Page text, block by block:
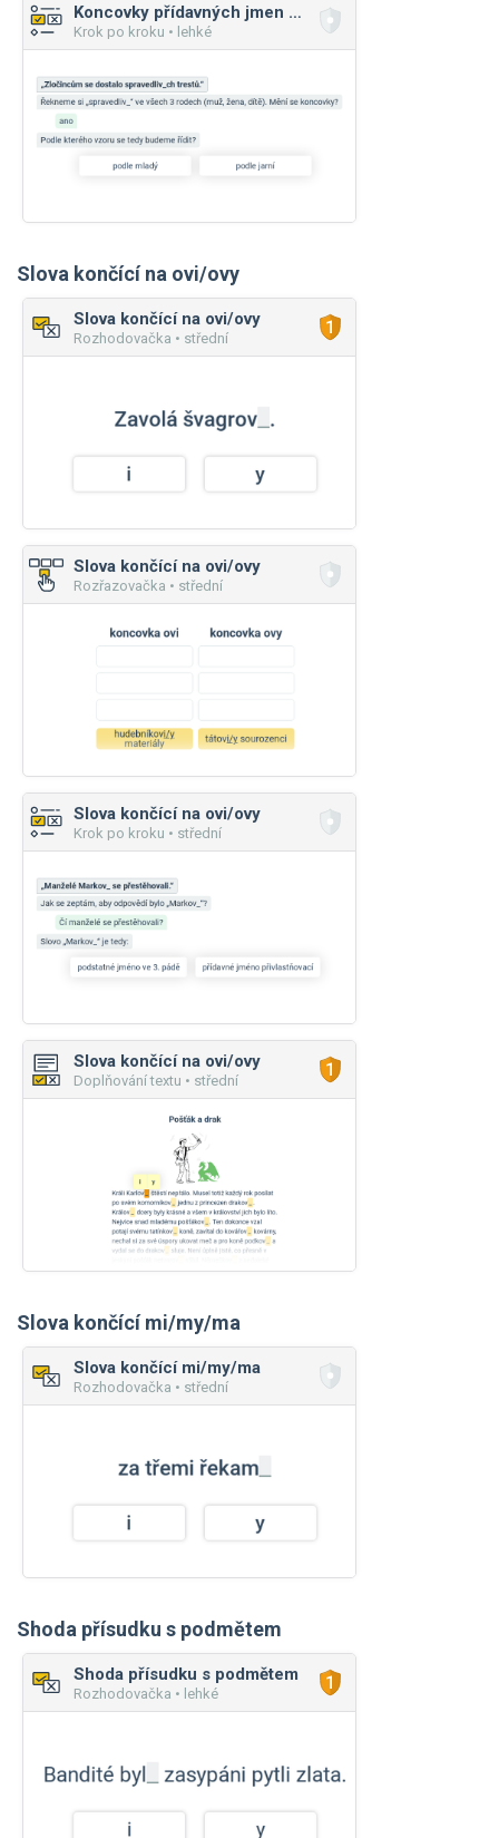
Koncovky přídavných jmen (jarní/mladý)
Krok po kroku • lehké
Slova končící na ovi/ovy
Slova končící na ovi/ovy
Rozhodovačka • střední
Slova končící na ovi/ovy
Rozřazovačka • střední
Slova končící na ovi/ovy
Krok po kroku • střední
Slova končící na ovi/ovy
Doplňování textu • střední
Slova končící mi/my/ma
Slova končící mi/my/ma
Rozhodovačka • střední
Shoda přísudku s podmětem
Shoda přísudku s podmětem
Rozhodovačka • lehké